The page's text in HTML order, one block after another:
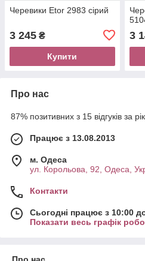
Черевики Etor 2983 сірий
3 245 ₴
Купити
3
Про нас
87% позитивних з 15 відгуків за рік
Працює з 13.08.2013
м. Одеса
ул. Корольова, 92, Одеса,
Контакти
Сьогодні працює з 10:00
Показати весь графік